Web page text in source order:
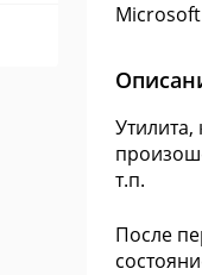
Microsoft
Утилита,
т.п.
После